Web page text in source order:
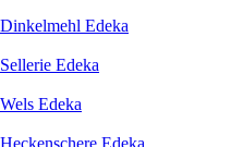
Dinkelmehl Edeka
Sellerie Edeka
Wels Edeka
Heckenschere Edeka